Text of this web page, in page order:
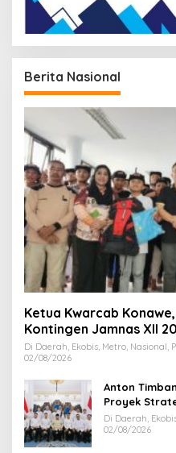
Berita Nasional
Ketua Kwarcab
Kontingen Jamnas XII
Di Daerah, Ekobis, Metro, Nasional,
02/08/2026
Anton
Proyek
Di Daerah,
02/08/2026